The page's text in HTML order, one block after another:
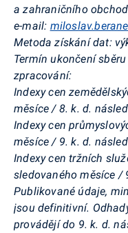
a zahraničního
e-mail:
Metoda získání dat:
Termín ukončení
zpracování:
Indexy cen
měsíce / 8. k. d.
Indexy cen
měsíce / 9. k. d.
Indexy cen tržních
sledovaného měsíce /
Publikované údaje,
jsou definitivní.
provádějí do 9. k. d.